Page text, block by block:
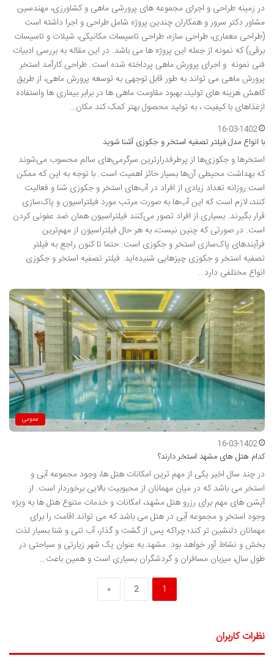
در زمینه طراحی و اجرای مجموعه های پرورشی ماهی و کشاورزی، مهندسین
مشاور دکتر سرور و همکاران چندین پروژه شامل طراحی و اجرا داشته است
(طراحی معماری، طراحی سازه، طراحی تاسیسات مکانیکی، شیلات و تاسیسات
برقی) که نمونه از جمله این پروژه ها می باشد. در این مقاله به بررسی ادبیات
فنی نمونه و اجرای پرورش ماهی پرداخته شده است. طراحی کارآمد استخر
پرورش ماهی می تواند به طور قابل توجهی به توسعه پرورش ماهی، از طریق
کاهش هزینه های تولید، بهبود مقاومت ماهی ها در برابر بیماری ها واستفاده
ازغذاهای با کیفیت ، به تولید محصول بهتر کمک کند مکان…
16-03-1402
با انواع مدل فیلتر تصفیه استخر و جکوزی‌ آشنا شوید
استخرها و جکوزی‌ها از پرطرفدرارترین سرگرمی‌های سالم محسوب می‌شوند
که بهداشت محیطی آن‌ها بسیار حائز اهمیت است. با توجه به این که ممکن
است روزانه تعداد زیادی از افراد در آب‌‌های استخر و جکوزی شنا و فعالیت
کنند، لازم است که این آب‌ها به صورت مرتب مورد فیلتراسیون و پاک‌سازی
قرار بگیرند. بسیاری از افراد تصور می‌کنند فیلتراسیون همان ضد عفونی کردن
است. در صورتی که چنین نیست، به هر حال فیلتراسیون از مهم‌ترین
فرآیندهای پاک‌سازی استخر و جکوزی است. حتما تا کنون راجع به فیلتر
تصفیه استخر و جکوزی چیزهایی شنیده‌اید. فیلتر تصفیه استخر و جکوزی
انواع مختلفی دارد…
عمومی
16-03-1402
کدام هتل های مشهد استخر دارند؟
در چند سال اخیر یکی از مهم ترین امکانات هتل ها، وجود مجموعه آبی و
استخر می باشد که در میان مهمانان از محبوبیت بالایی برخوردار است. از
آپشن های مهم برای رزرو هتل مشهد، امکانات و خدمات متنوع هتل ها به ویژه
وجود استخر و مجموعه آبی در هتل می باشد که می تواند اقامت را برای
مهمانان دلنشین تر کند؛ چراکه پس از گشت و گذار، آب تنی و شنا بسیار لذت
بخش و نشاط آور خواهد بود. مشهد به عنوان یک شهر زیارتی و سیاحتی در
طول سال، میزبان مسافران و گردشگران بسیاری است و همین باعث…
1
2
»
نظرات کاربران